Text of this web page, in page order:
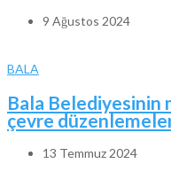
9 Ağustos 2024
BALA
Bala Belediyesinin
çevre
13 Temmuz 2024